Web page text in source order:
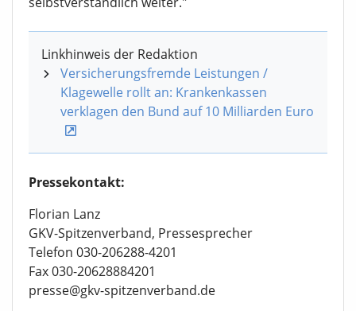
Linkhinweis der Redaktion
Versicherungsfremde Leistungen /
Klagewelle rollt an: Krankenkassen
verklagen den Bund auf 10 Milliarden Euro
Pressekontakt:
Florian Lanz
GKV-Spitzenverband, Pressesprecher
Telefon 030-206288-4201
Fax 030-20628884201
presse@gkv-spitzenverband.de